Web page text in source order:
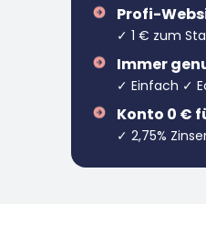
Profi-
✓ 1 € zum
Immer
✓ Einfach ✓
Konto 0 €
✓ 2,75%